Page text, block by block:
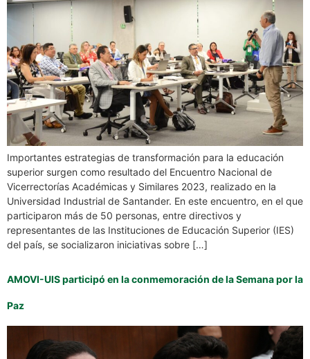
Importantes estrategias de transformación para la educación
superior surgen como resultado del Encuentro Nacional de
Vicerrectorías Académicas y Similares 2023, realizado en la
Universidad Industrial de Santander. En este encuentro, en el que
participaron más de 50 personas, entre directivos y
representantes de las Instituciones de Educación Superior (IES)
del país, se socializaron iniciativas sobre […]
AMOVI-UIS participó en la conmemoración de la Semana por la
Paz